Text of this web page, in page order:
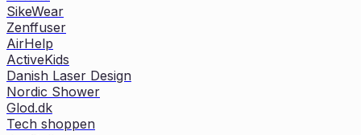
SikeWear
Zenffuser
AirHelp
ActiveKids
Danish Laser Design
Nordic Shower
Glod.dk
Tech shoppen